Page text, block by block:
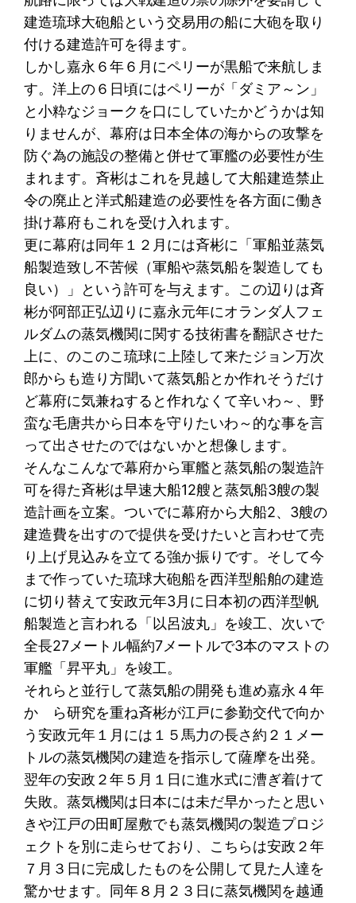
建造琉球大砲船という交易用の船に大砲を取り
付ける建造許可を得ます。
しかし嘉永６年６月にペリーが黒船で来航しま
す。洋上の６日頃にはペリーが「ダミア～ン」
と小粋なジョークを口にしていたかどうかは知
りませんが、幕府は日本全体の海からの攻撃を
防ぐ為の施設の整備と併せて軍艦の必要性が生
まれます。斉彬はこれを見越して大船建造禁止
令の廃止と洋式船建造の必要性を各方面に働き
掛け幕府もこれを受け入れます。
更に幕府は同年１２月には斉彬に「軍船並蒸気
船製造致し不苦候（軍船や蒸気船を製造しても
良い）」という許可を与えます。この辺りは斉
彬が阿部正弘辺りに嘉永元年にオランダ人フェ
ルダムの蒸気機関に関する技術書を翻訳させた
上に、のこのこ琉球に上陸して来たジョン万次
郎からも造り方聞いて蒸気船とか作れそうだけ
ど幕府に気兼ねすると作れなくて辛いわ～、野
蛮な毛唐共から日本を守りたいわ～的な事を言
って出させたのではないかと想像します。
そんなこんなで幕府から軍艦と蒸気船の製造許
可を得た斉彬は早速大船12艘と蒸気船3艘の製
造計画を立案。ついでに幕府から大船2、3艘の
建造費を出すので提供を受けたいと言わせて売
り上げ見込みを立てる強か振りです。そして今
まで作っていた琉球大砲船を西洋型船舶の建造
に切り替えて安政元年3月に日本初の西洋型帆
船製造と言われる「以呂波丸」を竣工、次いで
全長27メートル幅約7メートルで3本のマストの
軍艦「昇平丸」を竣工。
それらと並行して蒸気船の開発も進め嘉永４年
か ら研究を重ね斉彬が江戸に参勤交代で向か
う安政元年１月には１５馬力の長さ約２１メー
トルの蒸気機関の建造を指示して薩摩を出発。
翌年の安政２年５月１日に進水式に漕ぎ着けて
失敗。蒸気機関は日本には未だ早かったと思い
きや江戸の田町屋敷でも蒸気機関の製造プロジ
ェクトを別に走らせており、こちらは安政２年
７月３日に完成したものを公開して見た人達を
驚かせます。同年８月２３日に蒸気機関を越通